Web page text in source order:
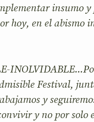
insumo y
hoy, en el abismo
Festival,
y
y no por solo